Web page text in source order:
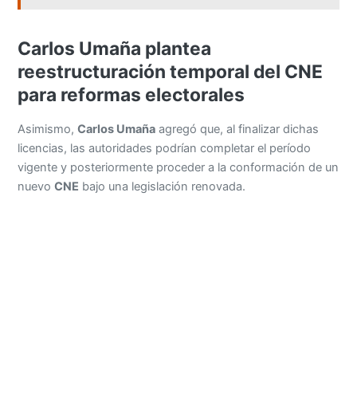
Carlos Umaña plantea
reestructuración temporal del CNE
para reformas electorales
Asimismo,Carlos Umaña agregó que, al finalizar dichas
licencias, las autoridades podrían completar el período
vigente y posteriormente proceder a la conformación de un
nuevoCNE bajo una legislación renovada.